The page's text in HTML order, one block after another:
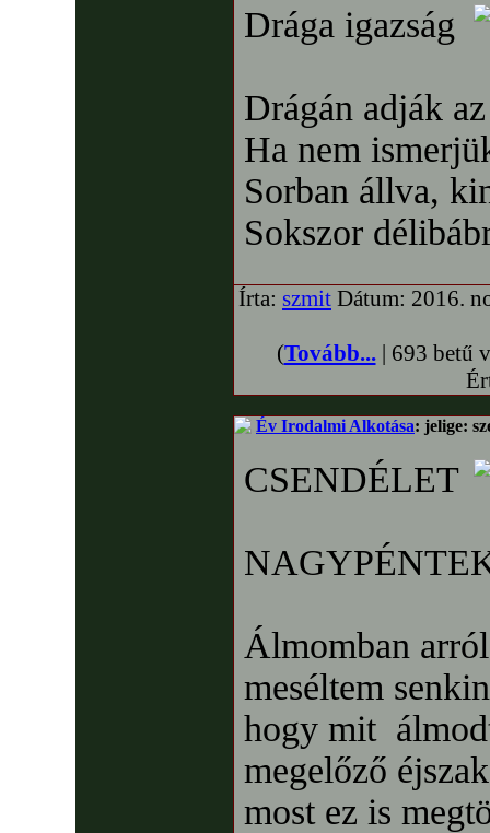
Drága igazság
Drágán adják
Ha nem
Sorban állva,
Sokszor
Írta: szmit Dátum: 2016.
(Tovább...| 693 betű
Év Irodalmi Alkotása: jelige:
CSENDÉLET
Álmomban
meséltem
hogy mit
megelőző
most ez is